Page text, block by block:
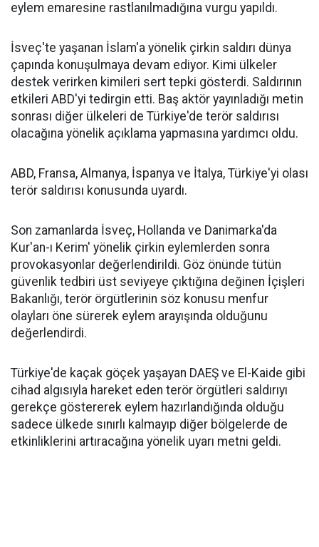
eylem emaresine rastlanılmadığına vurgu yapıldı.
İsveç'te yaşanan İslam'a yönelik çirkin saldırı dünya
çapında konuşulmaya devam ediyor. Kimi ülkeler
destek verirken kimileri sert tepki gösterdi. Saldırının
etkileri ABD'yi tedirgin etti. Baş aktör yayınladığı metin
sonrası diğer ülkeleri de Türkiye'de terör saldırısı
olacağına yönelik açıklama yapmasına yardımcı oldu.
ABD, Fransa, Almanya, İspanya ve İtalya, Türkiye'yi olası
terör saldırısı konusunda uyardı.
Son zamanlarda İsveç, Hollanda ve Danimarka'da
Kur'an-ı Kerim' yönelik çirkin eylemlerden sonra
provokasyonlar değerlendirildi. Göz önünde tütün
güvenlik tedbiri üst seviyeye çıktığına değinen İçişleri
Bakanlığı, terör örgütlerinin söz konusu menfur
olayları öne sürerek eylem arayışında olduğunu
değerlendirdi.
Türkiye'de kaçak göçek yaşayan DAEŞ ve El-Kaide gibi
cihad algısıyla hareket eden terör örgütleri saldırıyı
gerekçe göstererek eylem hazırlandığında olduğu
sadece ülkede sınırlı kalmayıp diğer bölgelerde de
etkinliklerini artıracağına yönelik uyarı metni geldi.